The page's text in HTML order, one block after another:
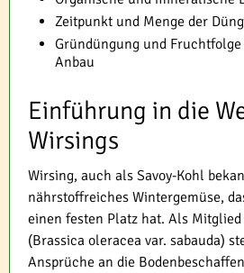
Zeitpunkt und Menge der
Gründüngung und
Anbau
Einführung in die
Wirsings
Wirsing, auch als Savoy-Kohl
nährstoffreiches Wintergemüse,
einen festen Platz hat. Als
(Brassica oleracea var. sabauda)
Ansprüche an die